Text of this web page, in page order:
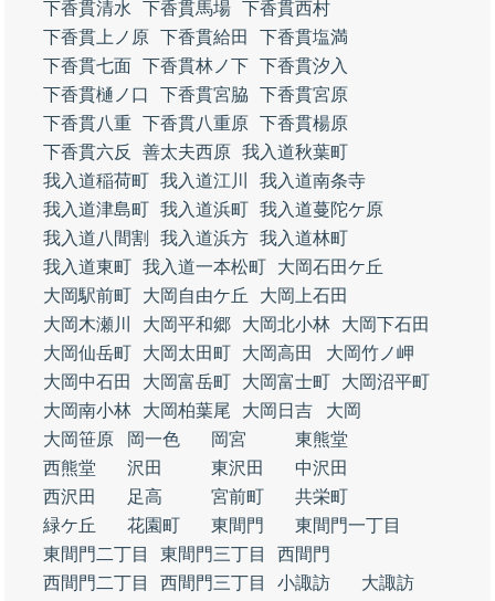
下香貫清水
下香貫馬場 下香貫西村
下香貫上ノ原 下香貫給田
下香貫塩満
下香貫七面 下香貫林ノ下 下香貫汐入
下香貫樋ノ口
下香貫宮脇
下香貫宮原
下香貫八重 下香貫八重原 下香貫楊原
下香貫六反
善太夫西原 我入道秋葉町
我入道稲荷町 我入道江川
我入道南条寺
我入道津島町 我入道浜町 我入道蔓陀ケ原
我入道八間割
我入道浜方 我入道林町
我入道東町 我入道一本松町
大岡石田ケ丘
大岡駅前町
大岡自由ケ丘
大岡上石田
大岡木瀬川
大岡平和郷 大岡北小林
大岡下石田
大岡仙岳町
大岡太田町 大岡高田
大岡竹ノ岬
大岡中石田
大岡富岳町 大岡富士町
大岡沼平町
大岡南小林
大岡柏葉尾 大岡日吉
大岡
大岡笹原
岡一色 岡宮
東熊堂
西熊堂
沢田 東沢田
中沢田
西沢田
足高 宮前町
共栄町
緑ケ丘
花園町 東間門
東間門一丁目
東間門二丁目
東間門三丁目
西間門
西間門二丁目
西間門三丁目 小諏訪
大諏訪